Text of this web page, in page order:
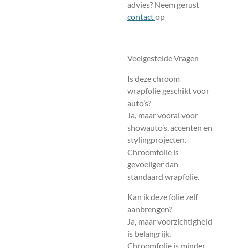
advies? Neem gerust
contactop
Veelgestelde Vragen
Is deze chroom
wrapfolie geschikt voor
auto’s?
Ja, maar vooral voor
showauto’s, accenten en
stylingprojecten.
Chroomfolie is
gevoeliger dan
standaard wrapfolie.
Kan ik deze folie zelf
aanbrengen?
Ja, maar voorzichtigheid
is belangrijk.
Chroomfolie is minder